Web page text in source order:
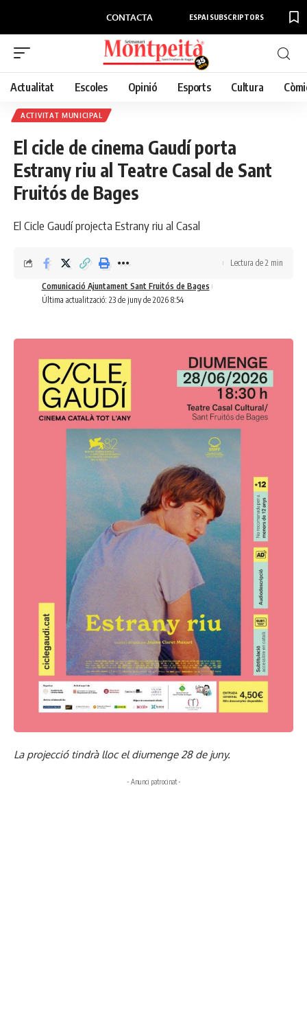
CONTACTA ESPAI SUBSCRIPTORS
Actualitat Escoles Opinió Esports Cultura
ACTIVITAT MUNICIPAL
El cicle de cinema Gaudí porta
Estrany riu al Teatre Casal de Sant
Fruitós de Bages
El Cicle Gaudí projecta Estrany riu al Casal
Última actualització: 23 de juny de 2026 8:54
Comunicació Ajuntament Sant Fruitós de Bages
Lectura de 2 min
La projecció tindrà lloc el diumenge 28 de juny.
- Anunci patrocinat -